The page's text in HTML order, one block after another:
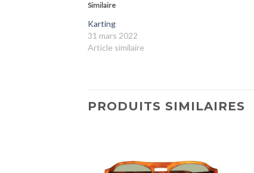
Similaire
Karting
31 mars 2022
Article similaire
PRODUITS SIMILAIRES